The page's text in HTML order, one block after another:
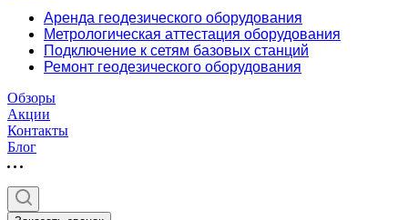
Аренда геодезического оборудования
Метрологическая аттестация оборудования
Подключение к сетям базовых станций
Ремонт геодезического оборудования
Обзоры
Акции
Контакты
Блог